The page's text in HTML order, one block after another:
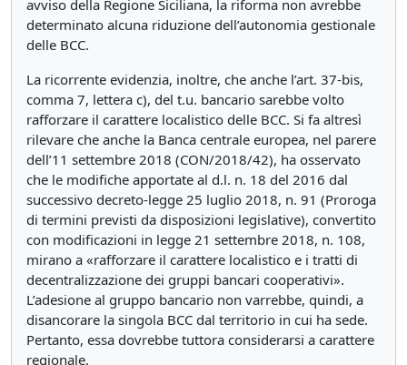
avviso della Regione Siciliana, la riforma non avrebbe
determinato alcuna riduzione dell’autonomia gestionale
delle BCC.
La ricorrente evidenzia, inoltre, che anche l’art. 37-bis,
comma 7, lettera c), del t.u. bancario sarebbe volto
rafforzare il carattere localistico delle BCC. Si fa altresì
rilevare che anche la Banca centrale europea, nel parere
dell’11 settembre 2018 (CON/2018/42), ha osservato
che le modifiche apportate al d.l. n. 18 del 2016 dal
successivo decreto-legge 25 luglio 2018, n. 91 (Proroga
di termini previsti da disposizioni legislative), convertito
con modificazioni in legge 21 settembre 2018, n. 108,
mirano a «rafforzare il carattere localistico e i tratti di
decentralizzazione dei gruppi bancari cooperativi».
L’adesione al gruppo bancario non varrebbe, quindi, a
disancorare la singola BCC dal territorio in cui ha sede.
Pertanto, essa dovrebbe tuttora considerarsi a carattere
regionale.